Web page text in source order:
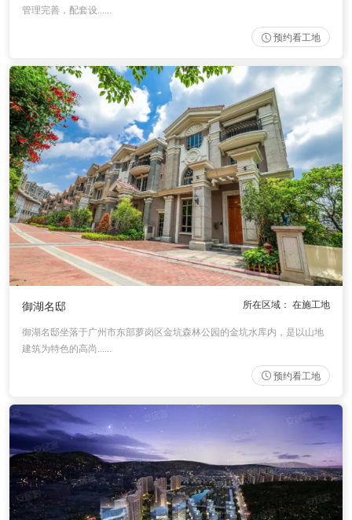
管理完善，配套设......
预约看工地
御湖名邸 所在区域： 在施工地
御湖名邸坐落于广州市东部萝岗区金坑森林公园的金坑水库内，是以山地
建筑为特色的高尚......
预约看工地